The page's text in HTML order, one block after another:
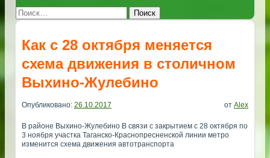
Поиск
Как с 28 октября меняется
схема движения в столичном
Выхино-Жулебино
Опубликовано: 26.10.2017 от Alex
В районе Выхино-Жулебино В связи с закрытием с 28 октября по
3 ноября участка Таганско-Краснопресненской линии метро
изменится схема движения автотранспорта